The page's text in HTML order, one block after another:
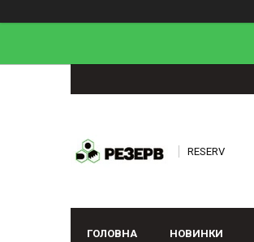
RESERV
ГОЛОВНА НОВИНКИ